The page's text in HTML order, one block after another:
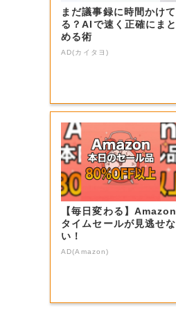
まだ議事録に時間かけて
る？AIで速く正確にまと
める術
AD(カイタヨ)
【毎日変わる】Amazon
タイムセールが見逃せな
い！
AD(Amazon)